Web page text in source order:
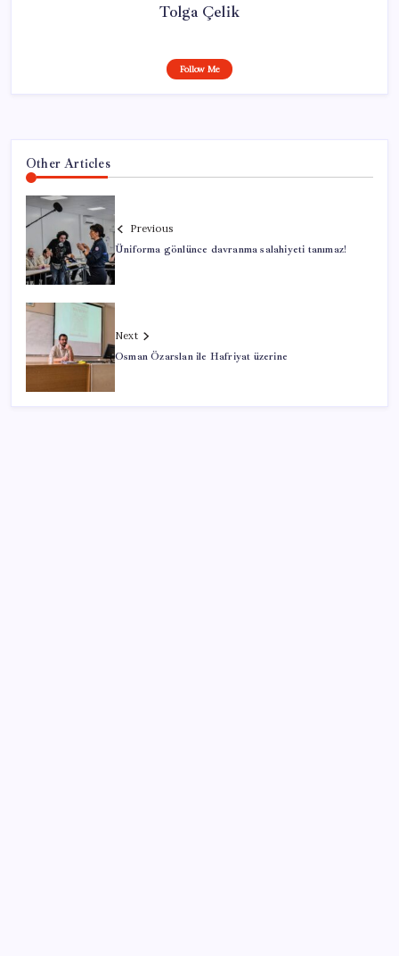
Tolga Çelik
Follow Me
Other Articles
Previous
Üniforma gönlünce davranma salahiyeti tanımaz!
Next
Osman Özarslan ile Hafriyat üzerine